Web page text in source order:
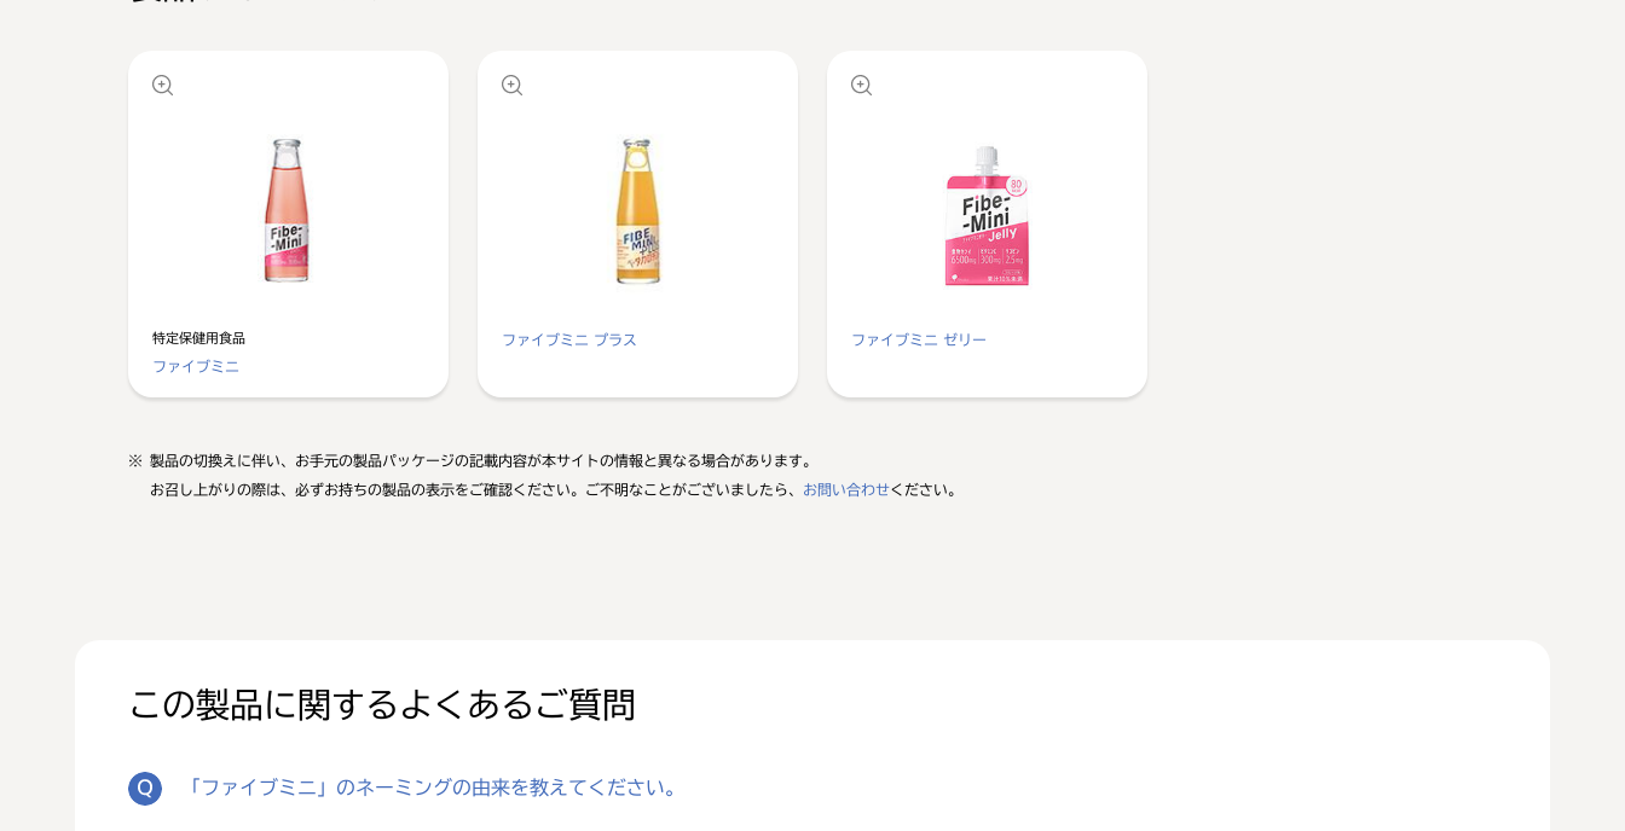
特定保健用食品
ファイブミニ
ファイブミニ プラス ファイブミニ ゼリー
※ 製品の切換えに伴い、お手元の製品パッケージの記載内容が本サイトの情報と異なる場合があります。
お召し上がりの際は、必ずお持ちの製品の表示をご確認ください。ご不明なことがございましたら、 お問い合わせください。
この製品に関する よくあるご質問
「ファイブミニ」のネーミングの由来を教えてください。